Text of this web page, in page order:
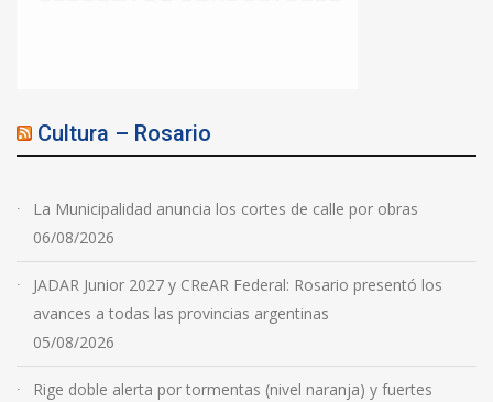
Cultura – Rosario
La Municipalidad anuncia los cortes de calle por obras
06/08/2026
JADAR Junior 2027 y CReAR Federal: Rosario presentó los
avances a todas las provincias argentinas
05/08/2026
Rige doble alerta por tormentas (nivel naranja) y fuertes